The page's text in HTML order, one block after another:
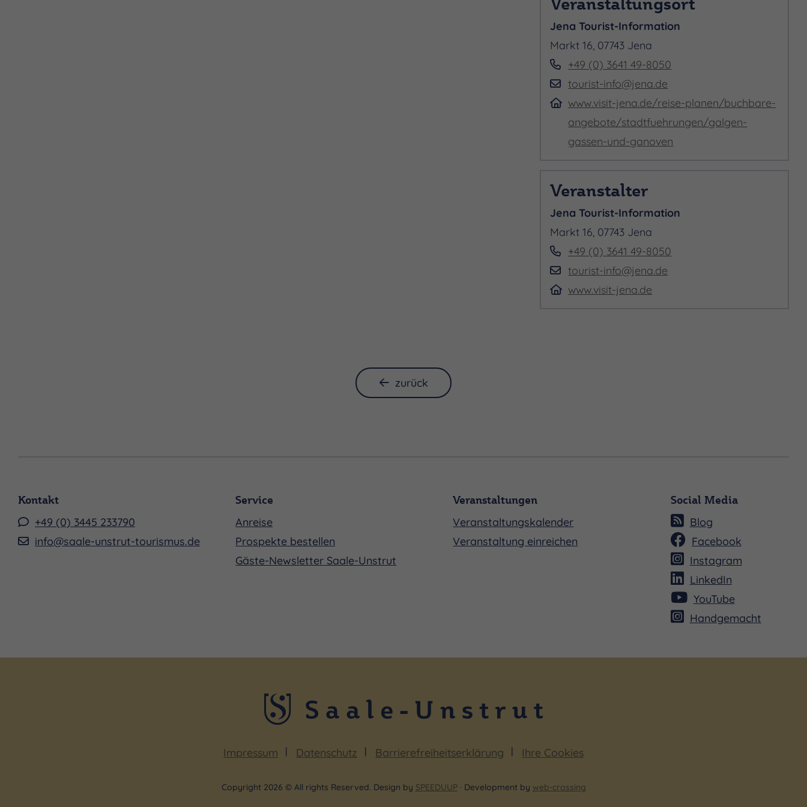
Jena Tourist-Information
Markt 16, 07743 Jena
+49 (0) 3641 49-8050
tourist-info@jena.de
www.visit-jena.de/reise-planen/buchbare-
angebote/stadtfuehrungen/galgen-
gassen-und-ganoven
Veranstalter
Jena Tourist-Information
Markt 16, 07743 Jena
+49 (0) 3641 49-8050
tourist-info@jena.de
www.visit-jena.de
zurück
Kontakt
+49 (0) 3445 233790
info@saale-unstrut-tourismus.de
Service
Anreise
Prospekte bestellen
Gäste-Newsletter Saale-Unstrut
Veranstaltungen
Veranstaltungskalender
Veranstaltung einreichen
Social Media
Blog
Facebook
Instagram
LinkedIn
YouTube
Handgemacht
Impressum Datenschutz Barrierefreiheitserklärung Ihre Cookies
Copyright 2026 © All rights Reserved. Design by SPEEDUUP· Development by web-crossing